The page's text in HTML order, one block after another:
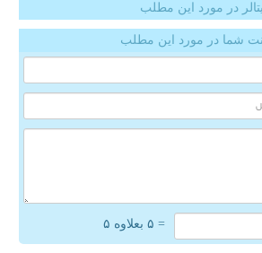
در مورد این مطلب
شما در مورد این مطلب
= ۵ بعلاوه ۵